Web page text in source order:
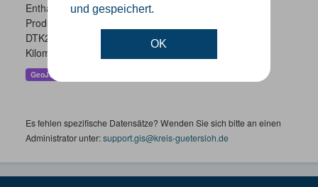
und gespeichert.
OK
Enthalten sind die Gitternetze/ Blattschnitte folgender
Produkte: - DTK100 - DTK50 - TK25 (Meßtischblatt) -
DTK25 - DOP10 - DGK5 Höhenfolie - DGK5 (GK3) -
Kilometerquadrat (GK3)...
GeoJSON
Es fehlen spezifische Datensätze? Wenden Sie sich bitte an einen
Administrator unter:support.gis@kreis-guetersloh.de